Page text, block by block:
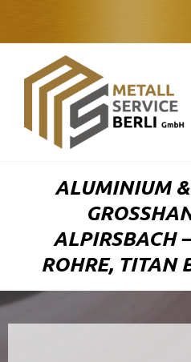
ALUMINIUM
LPIRSBACH –
OHRE, TITAN